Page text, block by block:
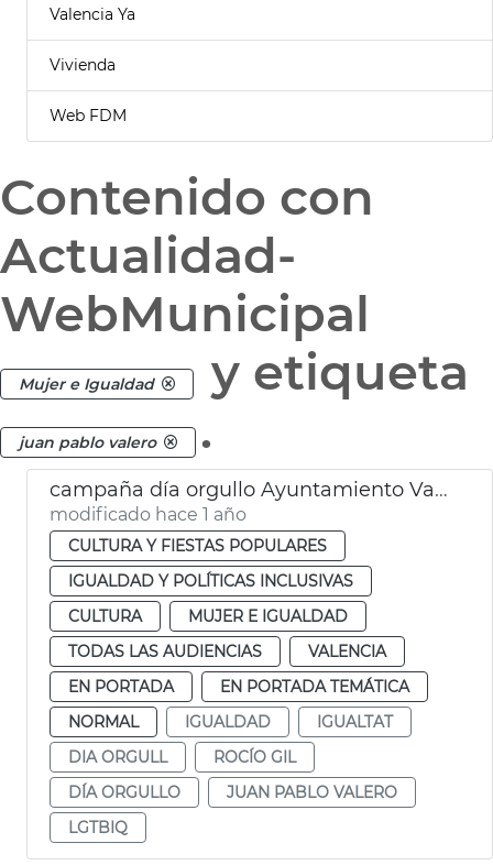
Valencia Ya
Vivienda
Web FDM
Contenido con
Actualidad-
WebMunicipal
Mujer e Igualdad y etiqueta
juan pablo valero .
campaña día orgullo Ayuntamiento València
modificado hace 1 año
CULTURA Y FIESTAS POPULARES
IGUALDAD Y POLÍTICAS INCLUSIVAS
CULTURA
MUJER E IGUALDAD
TODAS LAS AUDIENCIAS
VALENCIA
EN PORTADA
EN PORTADA TEMÁTICA
NORMAL
IGUALDAD
IGUALTAT
DIA ORGULL
ROCÍO GIL
DÍA ORGULLO
JUAN PABLO VALERO
LGTBIQ